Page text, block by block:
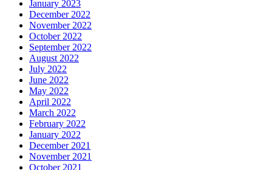
January 2023
December 2022
November 2022
October 2022
September 2022
August 2022
July 2022
June 2022
May 2022
April 2022
March 2022
February 2022
January 2022
December 2021
November 2021
October 2021